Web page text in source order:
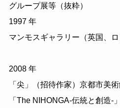
グループ展等（抜粋）
1997 年
マンモスギャラリー（英国、ロ
2008 年
「尖」（招待作家）京都市美
「The NIHONGA-伝統と創造-